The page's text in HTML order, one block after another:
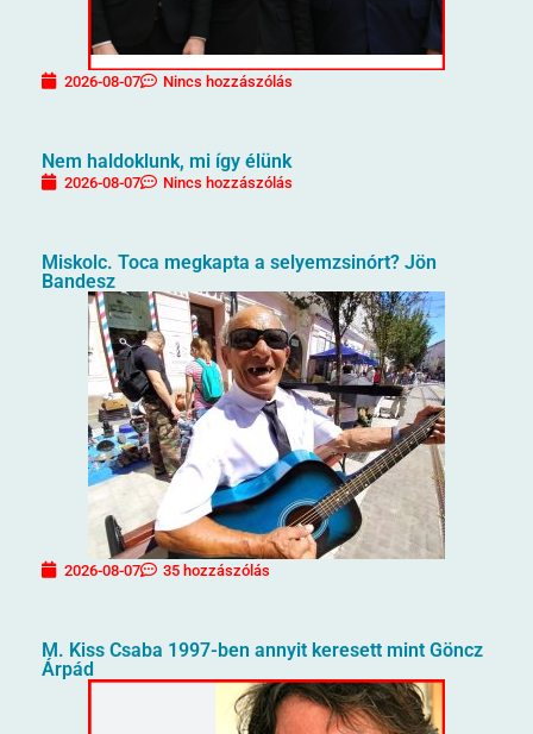
2026-08-07 Nincs hozzászólás
Nem haldoklunk, mi így élünk
2026-08-07 Nincs hozzászólás
Miskolc. Toca megkapta a selyemzsinórt? Jön
Bandesz
2026-08-07 35 hozzászólás
M. Kiss Csaba 1997-ben annyit keresett mint Göncz
Árpád